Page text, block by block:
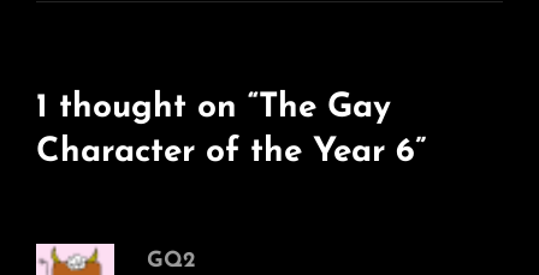
1 thought on “The Gay
Character of the Year 6”
GQ2